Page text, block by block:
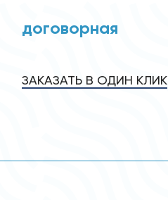
договорная
ЗАКАЗАТЬ В ОДИН КЛИК